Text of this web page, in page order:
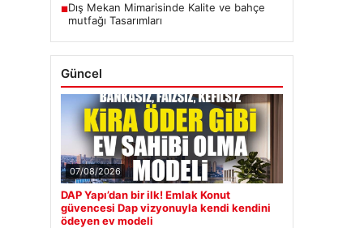
■Dış Mekan Mimarisinde Kalite ve bahçe
mutfağı Tasarımları
Güncel
07/08/2026
DAP Yapı’dan bir ilk! Emlak Konut
güvencesi Dap vizyonuyla kendi kendini
ödeyen ev modeli